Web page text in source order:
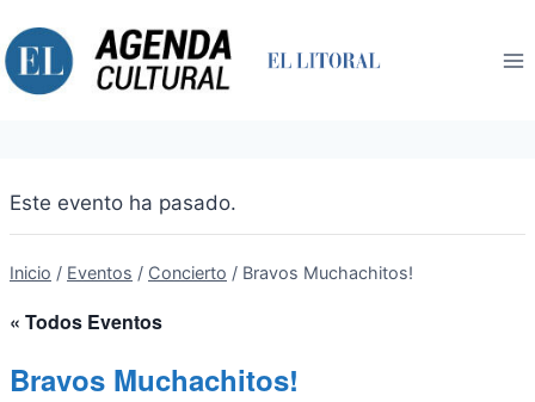
al
contenido
Este evento ha pasado.
Inicio / Eventos / Concierto / Bravos Muchachitos!
« Todos Eventos
Bravos Muchachitos!